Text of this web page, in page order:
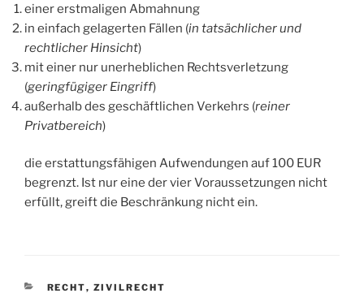
einer erstmaligen Abmahnung
in einfach gelagerten Fällen (in tatsächlicher und
rechtlicher Hinsicht)
mit einer nur unerheblichen Rechtsverletzung
(geringfügiger Eingriff)
außerhalb des geschäftlichen Verkehrs (reiner
Privatbereich)
die erstattungsfähigen Aufwendungen auf 100 EUR
begrenzt. Ist nur eine der vier Voraussetzungen nicht
erfüllt, greift die Beschränkung nicht ein.
KATEGORIEN
RECHT, ZIVILRECHT